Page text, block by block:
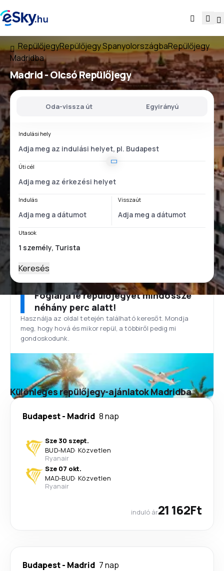
RepülőjegyRepülőjegy SpanyolországbaRepülőjegy
Madridba
Madrid - Olcsó Repülőjegy
Oda-vissza út Egyirányú
Indulási hely
Úti cél
Indulás Visszaút
Utasok
Keresés
Foglalja le repülőjegyét mindössze
néhány perc alatt!
Használja az oldal tetején található keresőt. Mondja
meg, hogy hová és mikor repül, a többiről pedig mi
gondoskodunk.
Különleges repülőjegy-ajánlatok Madridba
Budapest- Madrid 8 nap
Sze 30 szept.
BUD-MAD· Közvetlen
Ryanair
Sze 07 okt.
MAD-BUD· Közvetlen
Ryanair
induló ár21 162Ft
Budapest- Madrid 7 nap